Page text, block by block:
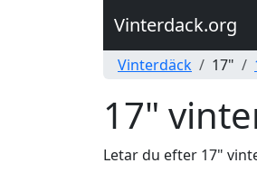
Vinterdack.org
Vinterdäck
17"
17"
Letar du efter 17"